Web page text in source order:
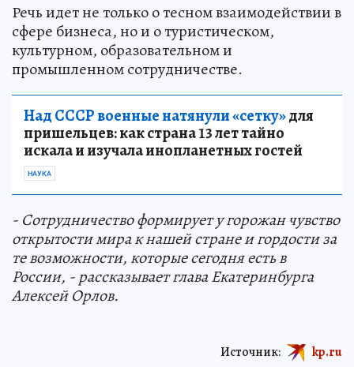
Речь идет не только о тесном взаимодействии в
сфере бизнеса, но и о туристическом,
культурном, образовательном и
промышленном сотрудничестве.
Над СССР военные натянули «сетку»для
пришельцев: как страна 13 лет тайно
искала и изучала инопланетных гостей
НАУКА
- Сотрудничествоформирует у горожан чувство
открытости мира к нашей стране и гордости за
те возможности, которые сегодня есть в
России, - рассказывает глава Екатеринбурга
Алексей Орлов.
Источник: kp.ru